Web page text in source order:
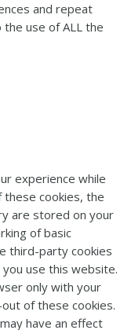
and repeat
the use of ALL the
experience while
cookies, the
are stored on your
of basic
third-party cookies
use this website.
only with your
of these cookies.
have an effect